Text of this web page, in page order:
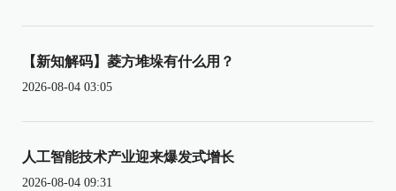
【新知解码】菱方堆垛有什么用？
2026-08-04 03:05
人工智能技术产业迎来爆发式增长
2026-08-04 09:31